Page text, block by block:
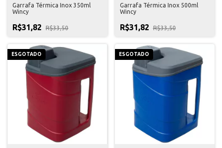
Garrafa Térmica Inox 350ml
Wincy
R$31,82 R$33,50
Garrafa Térmica Inox 500ml
Wincy
R$31,82 R$33,50
ESGOTADO ESGOTADO